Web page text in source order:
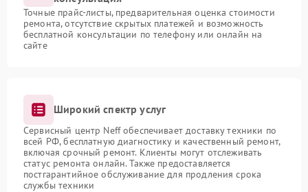
Точные прайс-листы, предварительная оценка стоимости
ремонта, отсутствие скрытых платежей и возможность
бесплатной консультации по телефону или онлайн на
сайте
Широкий спектр услуг
Сервисный центр Neff обеспечивает доставку техники по
всей РФ, бесплатную диагностику и качественный ремонт,
включая срочный ремонт. Клиенты могут отслеживать
статус ремонта онлайн. Также предоставляется
постгарантийное обслуживание для продления срока
службы техники